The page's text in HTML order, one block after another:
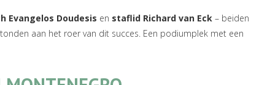
Evangelos Doudesis en staflid Richard van Eck – beiden
aan het roer van dit succes. Een podiumplek met een